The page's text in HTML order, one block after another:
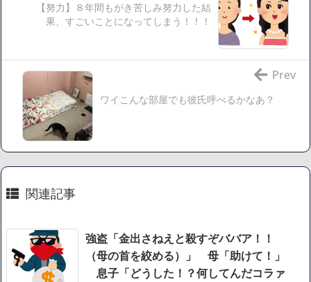
【愕然】ワイ「豚バラ220gカリッカリになるまで焼いて重さ
調べたろww(2割3割減ったら御の字やろなあww)」→結
果・・・・・・・・・・・・・・・・・・・
【悲報】ジェネリック医薬品、4割が承認書と異なる製造だ
ったことが発覚「衝撃的な数字だ」
【速報】楽天グループ、減損損失約160億円と約700億円の繰
延税金資産の取崩し
【悲報】読売新聞、「避難所の自販機が壊されて窃盗され
【努力】８年間もがき苦しみ努力した結
果、すごいことになってしまう！！！
ワイこんな部屋でも彼氏呼べるかなあ？
Prev
関連記事
強盗「金出さねえと殺すぞババア！！
（母の首を絞める）」 母「助けて！」
息子「どうした！？何してんだコラァ